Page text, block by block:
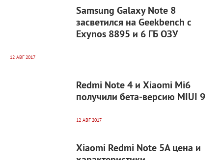
Samsung Galaxy Note 8
засветился на Geekbench с
Exynos 8895 и 6 ГБ ОЗУ
12 АВГ 2017
Redmi Note 4 и Xiaomi Mi6
получили бета-версию MIUI 9
12 АВГ 2017
Xiaomi Redmi Note 5A цена и